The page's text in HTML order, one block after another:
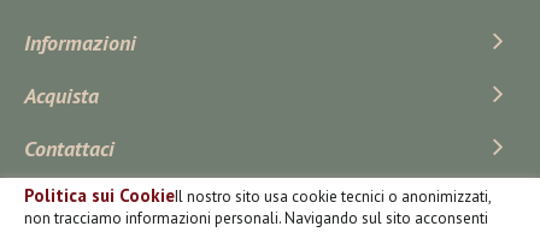
Politica sui CookieIl nostro sito usa cookie tecnici o anonimizzati,
non tracciamo informazioni personali. Navigando sul sito acconsenti
Informazioni
Acquista
Contattaci
Iscriviti Alla Newsletter